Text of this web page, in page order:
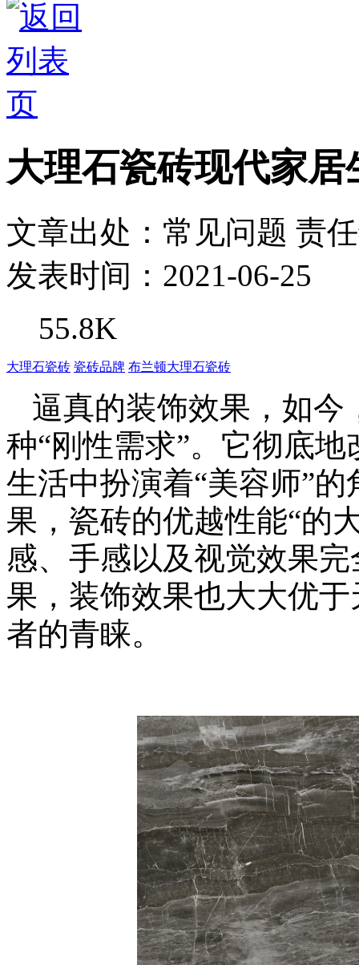
大理石瓷砖现代家居
文章出处：常见问题 责
发表时间：2021-06-25
55.8K
大理石瓷砖 瓷砖品牌 布兰顿大理石瓷砖
逼真的装饰效果，如今
种“刚性需求”。它彻底
生活中扮演着“美容师”的
果，瓷砖的优越性能“的
感、手感以及视觉效果
果，装饰效果也大大优
者的青睐。